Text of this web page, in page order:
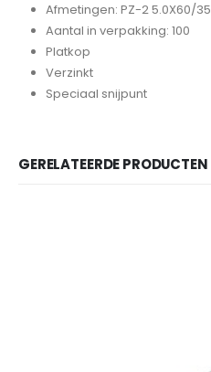
Afmetingen: PZ-2 5.0X60/35
Aantal in verpakking: 100
Platkop
Verzinkt
Speciaal snijpunt
GERELATEERDE PRODUCTEN